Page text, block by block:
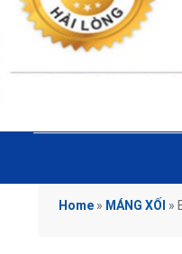
Home » MÁNG XỐI »